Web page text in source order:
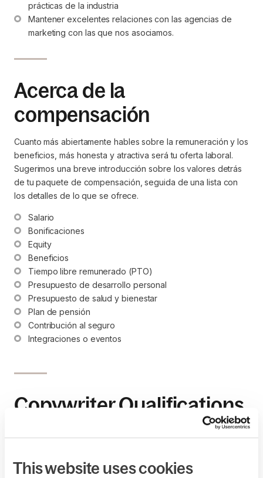
This website uses cookies
prácticas de la industria
Mantener excelentes relaciones con las agencias de
marketing con las que nos asociamos.
Acerca de la
compensación
Cuanto más abiertamente hables sobre la remuneración y los
beneficios, más honesta y atractiva será tu oferta laboral.
Sugerimos una breve introducción sobre los valores detrás
de tu paquete de compensación, seguida de una lista con
los detalles de lo que se ofrece.
Salario
Bonificaciones
Equity
Beneficios
Tiempo libre remunerado (PTO)
Presupuesto de desarrollo personal
Presupuesto de salud y bienestar
Plan de pensión
Contribución al seguro
Integraciones o eventos
Copywriter Qualifications
Licenciatura en idiomas, comunicación, marketing digital